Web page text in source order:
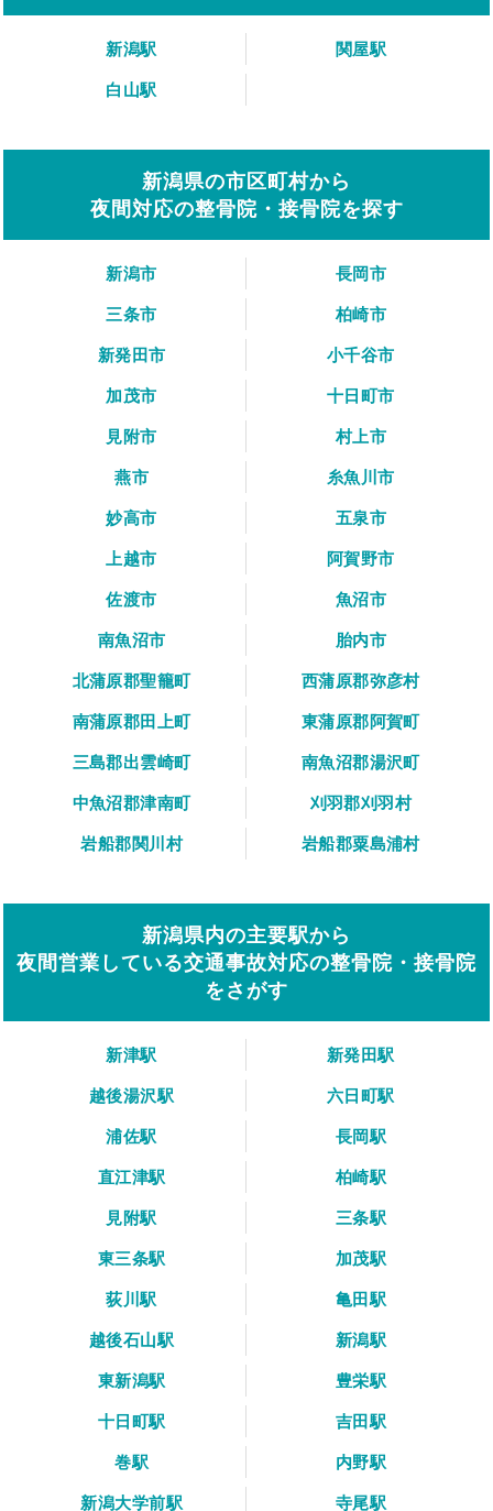
新潟駅
関屋駅
白山駅
新潟県の市区町村から
夜間対応の整骨院・接骨院を探す
新潟市
長岡市
三条市
柏崎市
新発田市
小千谷市
加茂市
十日町市
見附市
村上市
燕市
糸魚川市
妙高市
五泉市
上越市
阿賀野市
佐渡市
魚沼市
南魚沼市
胎内市
北蒲原郡聖籠町
西蒲原郡弥彦村
南蒲原郡田上町
東蒲原郡阿賀町
三島郡出雲崎町
南魚沼郡湯沢町
中魚沼郡津南町
刈羽郡刈羽村
岩船郡関川村
岩船郡粟島浦村
新潟県内の主要駅から
夜間営業している交通事故対応の整骨院・接骨院
をさがす
新津駅
新発田駅
越後湯沢駅
六日町駅
浦佐駅
長岡駅
直江津駅
柏崎駅
見附駅
三条駅
東三条駅
加茂駅
荻川駅
亀田駅
越後石山駅
新潟駅
東新潟駅
豊栄駅
十日町駅
吉田駅
巻駅
内野駅
新潟大学前駅
寺尾駅